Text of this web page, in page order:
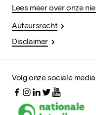
Lees meer over onze
Auteursrecht
Disclaimer
Volg onze sociale